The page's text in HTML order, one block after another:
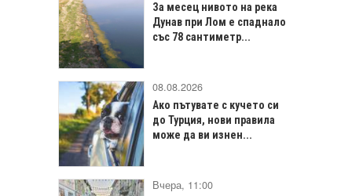
За месец нивото на река
Дунав при Лом е спаднало
със 78 сантиметр...
08.08.2026
Ако пътувате с кучето си
до Турция, нови правила
може да ви изнен...
Вчера, 11:00